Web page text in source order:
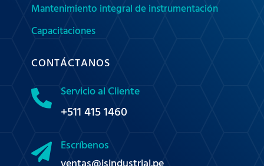
Mantenimiento integral de instrumentación
Capacitaciones
CONTÁCTANOS
 Servicio al Cliente
+511 415 1460
 Escríbenos